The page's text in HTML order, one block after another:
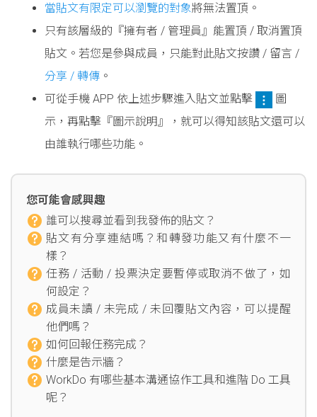
當貼文有限定可以瀏覽的對象將無法置頂。
只有該層級的『擁有者 / 管理員』能置頂 / 取消置頂
貼文。若您是參與成員，只能對此貼文按讚 / 留言 /
分享 / 轉傳 。
可從手機 APP 依上述步驟進入貼文並點擊
圖
示，再點擊『圖示說明』，就可以得知該貼文還可以
由誰執行哪些功能。
您可能會感興趣
誰可以搜尋並看到我發佈的貼文？
貼文有分享連結嗎？和轉發功能又有什麼不一
樣？
任務 / 活動 / 投票決定要暫停或取消不做了，如
何設定？
成員未讀 / 未完成 / 未回覆貼文內容，可以提醒
他們嗎？
如何回報任務完成？
什麼是告示牆？
WorkDo 有哪些基本溝通協作工具和進階 Do 工具
呢？